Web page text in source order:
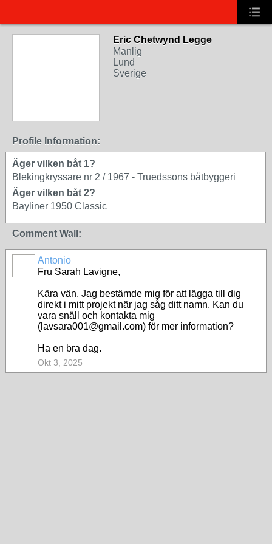
Eric Chetwynd Legge
Manlig
Lund
Sverige
Profile Information:
Äger vilken båt 1?
Blekingkryssare nr 2 / 1967 - Truedssons båtbyggeri
Äger vilken båt 2?
Bayliner 1950 Classic
Comment Wall:
Antonio
Fru Sarah Lavigne,
Kära vän. Jag bestämde mig för att lägga till dig
direkt i mitt projekt när jag såg ditt namn. Kan du
vara snäll och kontakta mig
(lavsara001@gmail.com) för mer information?
Ha en bra dag.
Okt 3, 2025